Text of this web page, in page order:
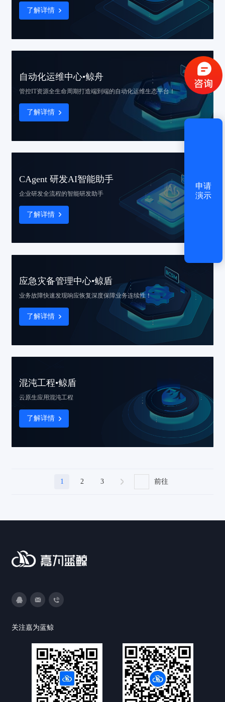
了解详情
自动化运维中心•鲸舟
管控IT资源全生命周期打造端到端的自动化运维生态平台！
了解详情
CAgent 研发AI智能助手
企业研发全流程的智能研发助手
了解详情
应急灾备管理中心•鲸盾
业务故障快速发现响应恢复深度保障业务连续性！
了解详情
混沌工程•鲸盾
云原生应用混沌工程
了解详情
1 2 3 前往
关注嘉为蓝鲸
获取验证码
申请
演示